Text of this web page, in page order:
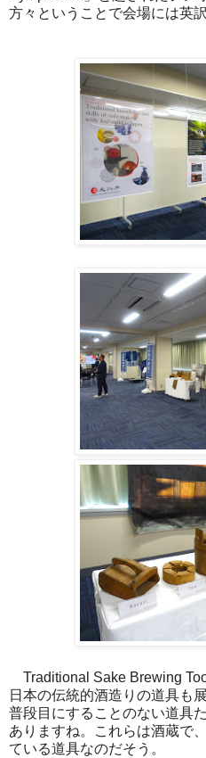
方々ということで会場には英
Traditional Sake Brewing
日本の伝統的酒造りの道具も
普段目にすることのない道具
ありますね。これらは酒蔵で
ている道具なのだそう。